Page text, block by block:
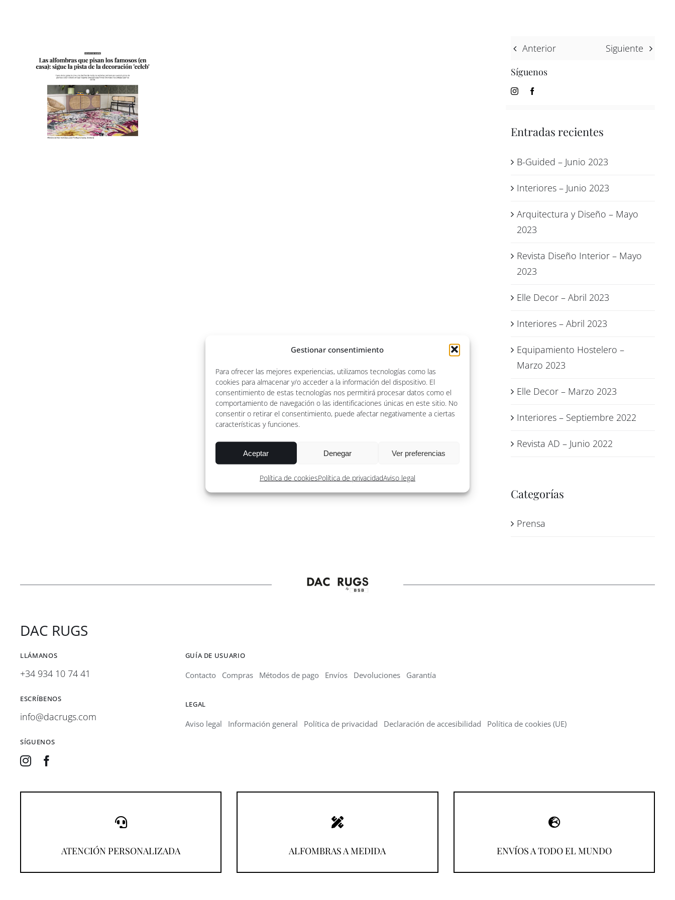
Gestionar consentimiento
Para ofrecer las mejores experiencias, utilizamos tecnologías como las
cookies para almacenar y/o acceder a la información del dispositivo. El
consentimiento de estas tecnologías nos permitirá procesar datos como el
comportamiento de navegación o las identificaciones únicas en este sitio. No
consentir o retirar el consentimiento, puede afectar negativamente a ciertas
características y funciones.
Aceptar Denegar Ver preferencias
Política de cookiesPolítica de privacidadAviso legal
Anterior
Siguiente
Síguenos
Entradas recientes
B-Guided – Junio 2023
Interiores – Junio 2023
Arquitectura y Diseño – Mayo
2023
Revista Diseño Interior – Mayo
2023
Elle Decor – Abril 2023
Interiores – Abril 2023
Equipamiento Hostelero –
Marzo 2023
Elle Decor – Marzo 2023
Interiores – Septiembre 2022
Revista AD – Junio 2022
Categorías
Prensa
DAC RUGS
LLÁMANOS
+34 934 10 74 41
ESCRÍBENOS
info@dacrugs.com
SÍGUENOS
GUÍA DE USUARIO
Contacto Compras Métodos de pago Envíos Devoluciones Garantía
LEGAL
Aviso legal Información general Política de privacidad Declaración de accesibilidad Política de cookies (UE)
ATENCIÓN PERSONALIZADA ALFOMBRAS A MEDIDA ENVÍOS A TODO EL MUNDO